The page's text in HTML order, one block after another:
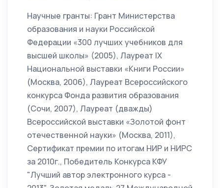
Научные гранты: Грант Министерства
образования и науки Российской
Федерации «300 лучших учебников для
высшей школы» (2005), Лауреат IX
Национальной выставки «Книги России»
(Москва, 2006), Лауреат Всероссийского
конкурса Фонда развития образования
(Сочи, 2007), Лауреат (дважды)
Всероссийской выставки «Золотой фонт
отечественной науки» (Москва, 2011),
Сертификат премии по итогам НИР и НИРС
за 2010г., Победитель Конкурса КФУ
"Лучший автор электронного курса -